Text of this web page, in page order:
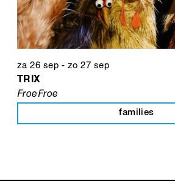
za 26 sep - zo 27 sep
TRIX
FroeFroe
families